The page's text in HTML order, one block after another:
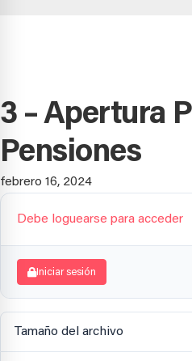
3 – Apertura
Pensiones
febrero 16, 2024
Debe loguearse para acceder
Iniciar sesión
Tamaño del archivo